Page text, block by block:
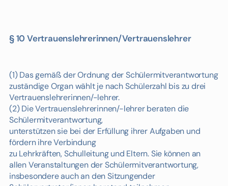
§ 10 Vertrauenslehrerinnen/Vertrauenslehrer
(1) Das gemäß der Ordnung der Schülermitverantwortung
zuständige Organ wählt je nach Schülerzahl bis zu drei
Vertrauenslehrerinnen/-lehrer.
(2) Die Vertrauenslehrerinnen/-lehrer beraten die
Schülermitverantwortung,
unterstützen sie bei der Erfüllung ihrer Aufgaben und
fördern ihre Verbindung
zu Lehrkräften, Schulleitung und Eltern. Sie können an
allen Veranstaltungen der Schülermitverantwortung,
insbesondere auch an den Sitzungender